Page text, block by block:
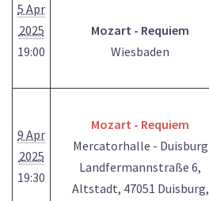
5 Apr
2025
19:00
Mozart - Requiem
Wiesbaden
9 Apr
2025
19:30
Mozart - Requiem
Mercatorhalle - Duisburg
Landfermannstraße 6,
Altstadt, 47051 Duisburg,